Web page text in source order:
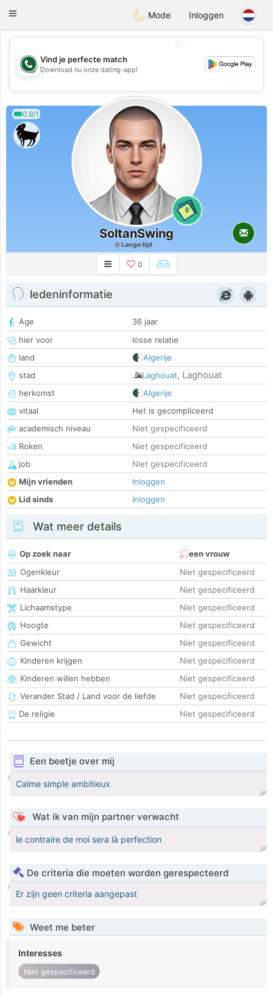
Weshrak
Toggle
Mode Inloggen
💖
💕
Vind je perfecte match
Download nu onze dating-app!
0.9/1
0
SoltanSwing
Lange tijd
0
ledeninformatie
Age
36 jaar
hier voor
losse relatie
land
Algerije
stad
Laghouat, Laghouat
herkomst
Algerije
vitaal
Het is gecompliceerd
academisch niveau
Niet gespecificeerd
Roken
Niet gespecificeerd
job
Niet gespecificeerd
Mijn vrienden
Inloggen
Lid sinds
Inloggen
Wat meer details
Op zoek naar
een vrouw
Ogenkleur
Niet gespecificeerd
Haarkleur
Niet gespecificeerd
Lichaamstype
Niet gespecificeerd
Hoogte
Niet gespecificeerd
Gewicht
Niet gespecificeerd
Kinderen krijgen
Niet gespecificeerd
Kinderen willen hebben
Niet gespecificeerd
Verander Stad / Land voor de liefde
Niet gespecificeerd
De religie
Niet gespecificeerd
Een beetje over mij
Calme simple ambitieux
Wat ik van mijn partner verwacht
le contraire de moi sera là perfection
De criteria die moeten worden gerespecteerd
Er zijn geen criteria aangepast
Weet me beter
Interesses
Niet gespecificeerd